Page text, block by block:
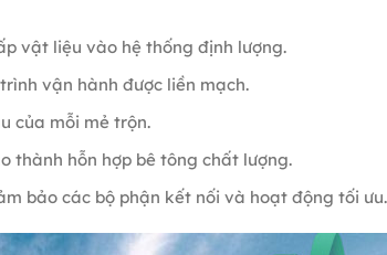
vật liệu vào hệ thống định lượng.
vận hành được liền mạch.
của mỗi mẻ trộn.
thành hỗn hợp bê tông chất lượng.
bảo các bộ phận kết nối và hoạt động tối ưu.